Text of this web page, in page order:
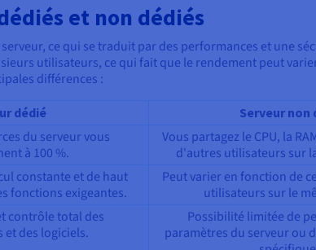
et non dédiés
ce qui se traduit par des performances et une
utilisateurs, ce qui fait que le rendement peut
différences :
dédié
Serveur non
du serveur vous
à 100 %.
Vous partagez le CPU, la
d'autres utilisateurs sur
constante et de haut
fonctions exigeantes.
Peut varier en fonction de
utilisateurs sur le
contrôle total des
des logiciels.
Possibilité limitée de
paramètres du serveur ou